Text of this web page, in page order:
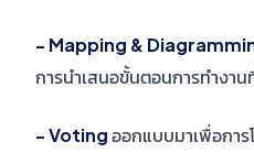
- Mapping &
การนำเสนอขั้นตอนการทำงาน
- Votingออกแบบมาเพื่อการ